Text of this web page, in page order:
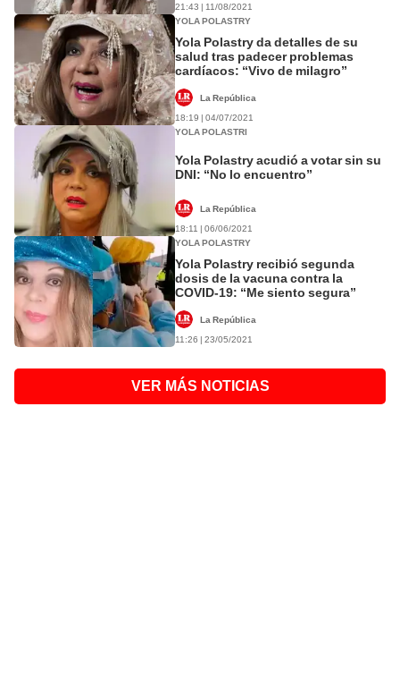
21:43 | 11/08/2021
YOLA POLASTRY
Yola Polastry da detalles de su
salud tras padecer problemas
cardíacos: “Vivo de milagro”
La República
18:19 | 04/07/2021
YOLA POLASTRI
Yola Polastry acudió a votar sin su
DNI: “No lo encuentro”
La República
18:11 | 06/06/2021
YOLA POLASTRY
Yola Polastry recibió segunda
dosis de la vacuna contra la
COVID-19: “Me siento segura”
La República
11:26 | 23/05/2021
VER MÁS NOTICIAS